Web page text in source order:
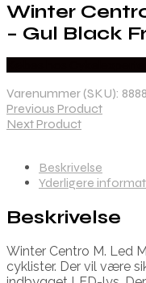
Winter
– Gul Black
Varenummer (SKU):
Previous Product
Next Product
Beskrivelse
Yderligere
Beskrivelse
Winter Centro M. Led
cyklister. Der vil være